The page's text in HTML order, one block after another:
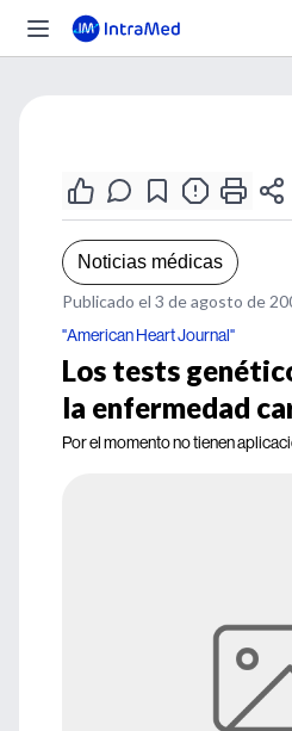
Noticias médicas
Publicado el 3 de agosto de
"American Heart Journal"
Los tests
la enfermedad
Por el momento no tienen